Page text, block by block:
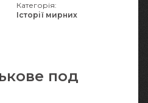
под
Категорія:
Історії мирних